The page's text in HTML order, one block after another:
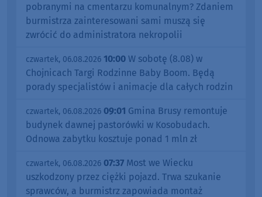
pobranymi na cmentarzu komunalnym? Zdaniem
burmistrza zainteresowani sami muszą się
zwrócić do administratora nekropolii
czwartek, 06.08.2026 10:00 W sobotę (8.08) w
Chojnicach Targi Rodzinne Baby Boom. Będą
porady specjalistów i animacje dla całych rodzin
czwartek, 06.08.2026 09:01 Gmina Brusy remontuje
budynek dawnej pastorówki w Kosobudach.
Odnowa zabytku kosztuje ponad 1 mln zł
czwartek, 06.08.2026 07:37 Most we Wiecku
uszkodzony przez ciężki pojazd. Trwa szukanie
sprawców, a burmistrz zapowiada montaż